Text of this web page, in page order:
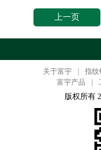
*
*
高
*
*
上一页
关于富宇 指纹
富宇产品
版权所有